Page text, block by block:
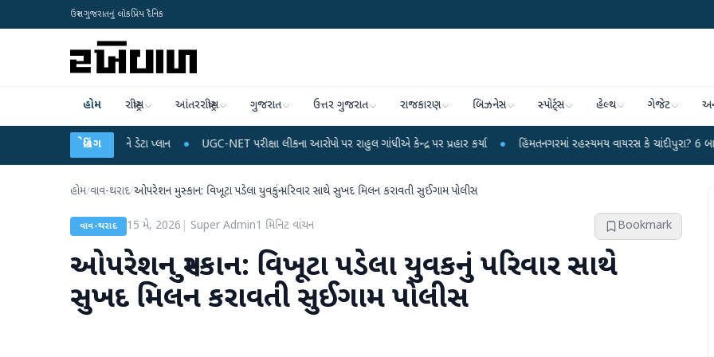
ઉત્તર ગુજરાતનું લોકપ્રિય દૈનિક
હોમ રાષ્ટ્રીય આંતરરાષ્ટ્રીય ગુજરાત ઉત્તર ગુજરાત રાજકારણ બિઝનેસ સ્પોર્ટ્સ હેલ્થ ગેજેટ
બ્રેકિંગ
રિચાર્જ અને ડેટા પ્લાન UGC-NET પરીક્ષા લીકના આરોપો પર રાહુલ ગાંધીએ કેન્દ્ર પર પ્રહાર કર્યા ● હિંમતનગરમાં રહસ્યમય વાયરસ કે ચાંદીપુરા? 6 બાળકોના મોતથી
હોમ/વાવ-થરાદ/ઓપરેશન મુસ્કાન: વિખૂટા પડેલા યુવકનું પરિવાર સાથે સુખદ મિલન કરાવતી સુઈગામ પોલીસ
વાવ-થરાદ 15 મે, 2026 Super Admin1 મિનિટ વાંચન Bookmark
ઓપરેશન મુસ્કાન: વિખૂટા પડેલા યુવકનું પરિવાર સાથે
સુખદ મિલન કરાવતી સુઈગામ પોલીસ